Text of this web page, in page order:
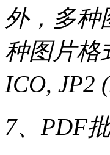
外，多种
种图片格
ICO, JP2
7、PDF